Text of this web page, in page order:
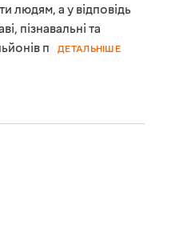
людям, а у відповідь
пізнавальні та
п
ДЕТАЛЬНІШЕ